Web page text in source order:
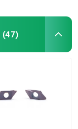
(47)